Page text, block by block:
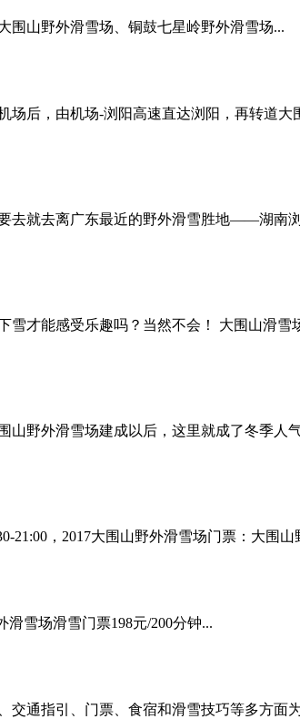
围山野外滑雪场、铜鼓七星岭野外滑雪场...
后，由机场-浏阳高速直达浏阳，再转道
去就去离广东最近的野外滑雪胜地――湖南
才能感受乐趣吗？当然不会！ 大围山滑
野外滑雪场建成以后，这里就成了冬季人
21:00，2017大围山野外滑雪场门票：大围
雪场滑雪门票198元/200分钟...
通指引、门票、食宿和滑雪技巧等多方面